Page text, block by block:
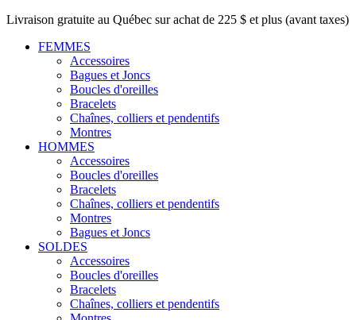
Livraison gratuite au Québec sur achat de 225 $ et plus (avant taxes)
FEMMES
Accessoires
Bagues et Joncs
Boucles d'oreilles
Bracelets
Chaînes, colliers et pendentifs
Montres
HOMMES
Accessoires
Boucles d'oreilles
Bracelets
Chaînes, colliers et pendentifs
Montres
Bagues et Joncs
SOLDES
Accessoires
Boucles d'oreilles
Bracelets
Chaînes, colliers et pendentifs